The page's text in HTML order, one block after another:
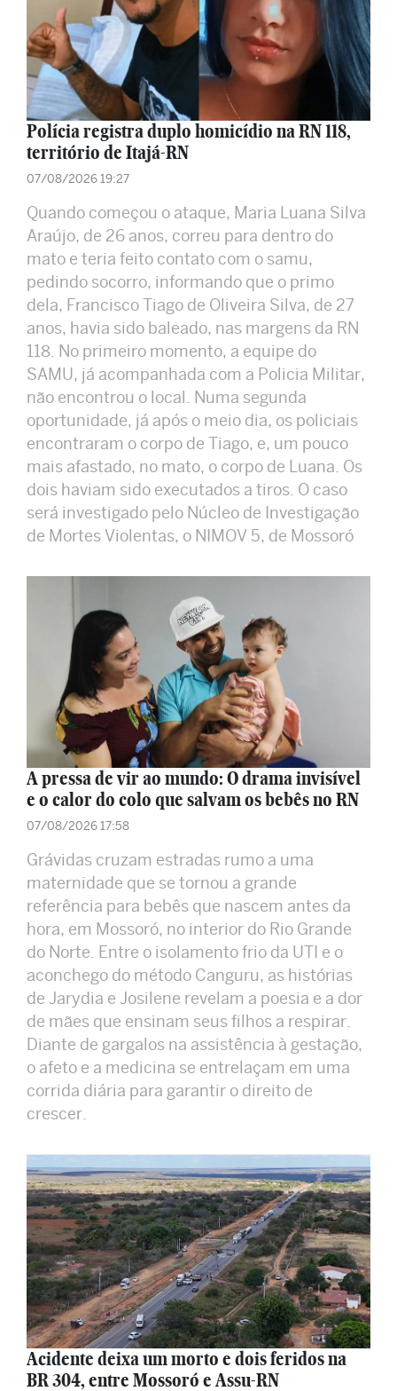
Polícia registra duplo homicídio na RN 118,
território de Itajá-RN
07/08/2026 19:27
Quando começou o ataque, Maria Luana Silva
Araújo, de 26 anos, correu para dentro do
mato e teria feito contato com o samu,
pedindo socorro, informando que o primo
dela, Francisco Tiago de Oliveira Silva, de 27
anos, havia sido baleado, nas margens da RN
118. No primeiro momento, a equipe do
SAMU, já acompanhada com a Policia Militar,
não encontrou o local. Numa segunda
oportunidade, já após o meio dia, os policiais
encontraram o corpo de Tiago, e, um pouco
mais afastado, no mato, o corpo de Luana. Os
dois haviam sido executados a tiros. O caso
será investigado pelo Núcleo de Investigação
de Mortes Violentas, o NIMOV 5, de Mossoró
A pressa de vir ao mundo: O drama invisível
e o calor do colo que salvam os bebês no RN
07/08/2026 17:58
Grávidas cruzam estradas rumo a uma
maternidade que se tornou a grande
referência para bebês que nascem antes da
hora, em Mossoró, no interior do Rio Grande
do Norte. Entre o isolamento frio da UTI e o
aconchego do método Canguru, as histórias
de Jarydia e Josilene revelam a poesia e a dor
de mães que ensinam seus filhos a respirar.
Diante de gargalos na assistência à gestação,
o afeto e a medicina se entrelaçam em uma
corrida diária para garantir o direito de
crescer.
Acidente deixa um morto e dois feridos na
BR 304, entre Mossoró e Assu-RN